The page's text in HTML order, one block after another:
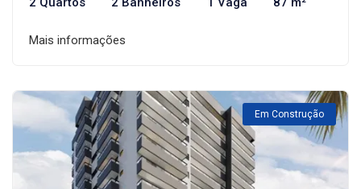
Mais informações
Em Construção